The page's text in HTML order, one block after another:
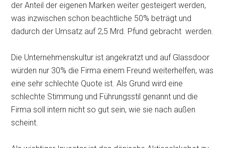
der Anteil der eigenen Marken weiter gesteigert werden,
was inzwischen schon beachtliche 50% beträgt und
dadurch der Umsatz auf 2,5 Mrd. Pfund gebracht werden.
Die Unternehmenskultur ist angekratzt und auf Glassdoor
würden nur 30% die Firma einem Freund weiterhelfen, was
eine sehr schlechte Quote ist. Als Grund wird eine
schlechte Stimmung und Führungsstil genannt und die
Firma soll intern nicht so gut sein, wie sie nach außen
scheint.